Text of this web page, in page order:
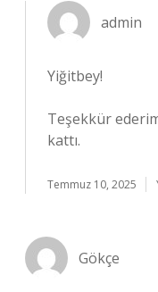
admin
Yiğitbey!
Teşekkür
kattı.
Temmuz 10, 2025
Gökçe